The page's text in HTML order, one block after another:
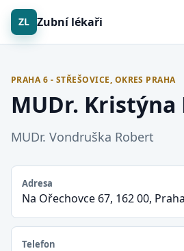
ZL Zubní lékaři
PRAHA 6 - STŘEŠOVICE, OKRES PRAHA
MUDr. Kristýna
MUDr. Vondruška Robert
Adresa
Na Ořechovce 67, 162 00,
Telefon